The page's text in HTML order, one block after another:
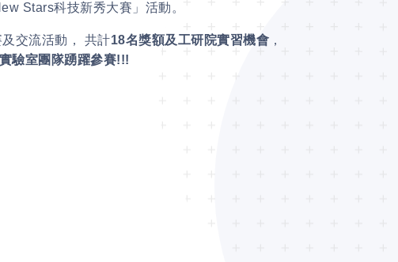
Stars科技新秀大賽」活動。
及交流活動， 共計18名獎額及工研院實習機會 ，
驗室團隊踴躍參賽!!!